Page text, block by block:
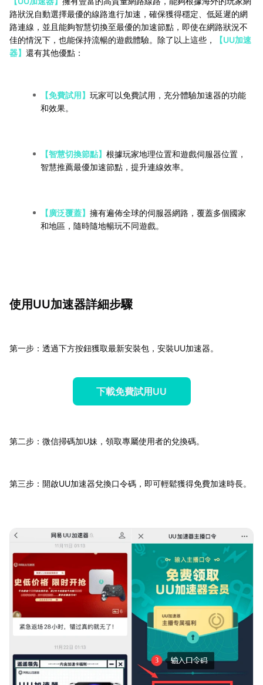
路狀況自動選擇最優的線路進行加速，確保獲得穩定、低延遲的網
路連線，並且能夠智慧切換至最優的加速節點，即使在網路狀況不
佳的情況下，也能保持流暢的遊戲體驗。除了以上這些，
【UU加速
器】 還有其他優點：
【免費試用】 玩家可以免費試用，充分體驗加速器的功能
和效果。
【智慧切換節點】 根據玩家地理位置和遊戲伺服器位置，
智慧推薦最優加速節點，提升連線效率。
【廣泛覆蓋】 擁有遍佈全球的伺服器網路，覆蓋多個國家
和地區，隨時隨地暢玩不同遊戲。
使用UU加速器詳細步驟
第一步：透過下方按鈕獲取最新安裝包，安裝UU加速器。
下載免費試用UU
第二步：微信掃碼加U妹，領取專屬使用者的兌換碼。
第三步：開啟UU加速器兌換口令碼，即可輕鬆獲得免費加速時長。